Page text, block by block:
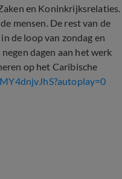
en Koninkrijksrelaties.
mensen. De rest van de
de loop van zondag en
dagen aan het werk
op het Caribische